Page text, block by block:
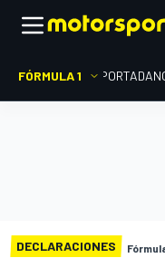
FÓRMULA 1 PORTADA
DECLARACIONES